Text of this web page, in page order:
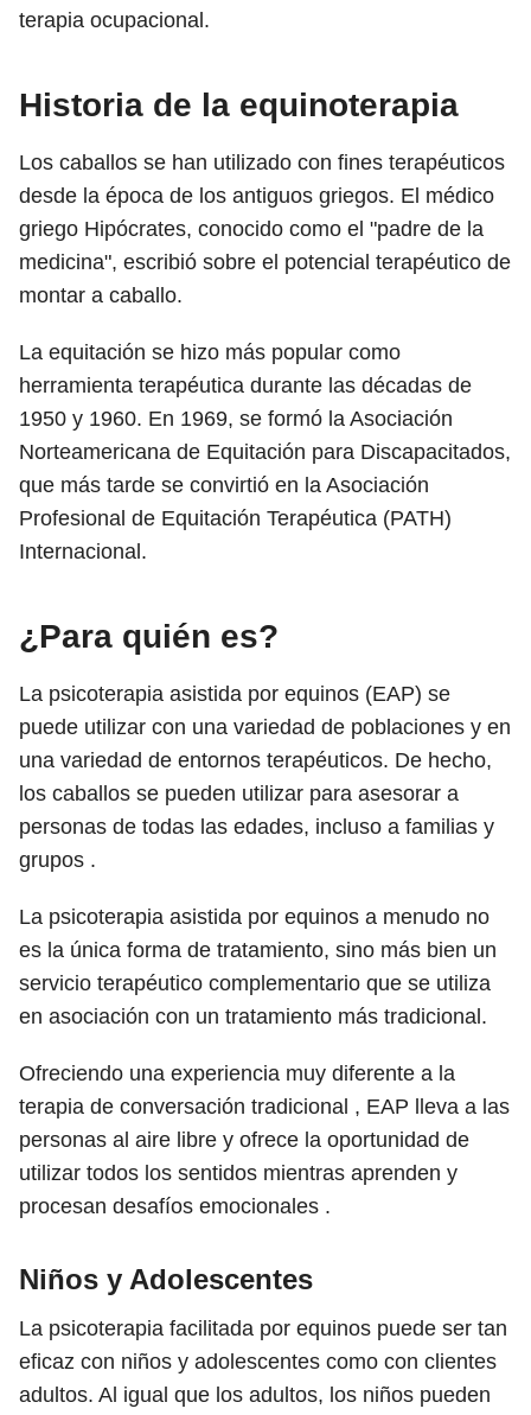
terapia ocupacional.
Historia de la equinoterapia
Los caballos se han utilizado con fines terapéuticos
desde la época de los antiguos griegos. El médico
griego Hipócrates, conocido como el "padre de la
medicina", escribió sobre el potencial terapéutico de
montar a caballo.
La equitación se hizo más popular como
herramienta terapéutica durante las décadas de
1950 y 1960. En 1969, se formó la Asociación
Norteamericana de Equitación para Discapacitados,
que más tarde se convirtió en la Asociación
Profesional de Equitación Terapéutica (PATH)
Internacional.
¿Para quién es?
La psicoterapia asistida por equinos (EAP) se
puede utilizar con una variedad de poblaciones y en
una variedad de entornos terapéuticos. De hecho,
los caballos se pueden utilizar para asesorar a
personas de todas las edades, incluso a familias y
grupos .
La psicoterapia asistida por equinos a menudo no
es la única forma de tratamiento, sino más bien un
servicio terapéutico complementario que se utiliza
en asociación con un tratamiento más tradicional.
Ofreciendo una experiencia muy diferente a la
terapia de conversación tradicional , EAP lleva a las
personas al aire libre y ofrece la oportunidad de
utilizar todos los sentidos mientras aprenden y
procesan desafíos emocionales .
Niños y Adolescentes
La psicoterapia facilitada por equinos puede ser tan
eficaz con niños y adolescentes como con clientes
adultos. Al igual que los adultos, los niños pueden